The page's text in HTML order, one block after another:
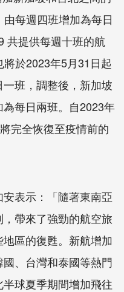
每週四班增加為每日
共提供每週十班的航
於2023年5月31日起
班，調整後，新加坡
每日兩班。自2023年
完全恢復至疫情前的
表示：「隨著東南亞
帶來了強勁的航空旅
區的復甦。新航增加
、台灣和泰國等熱門
球夏季期間增加飛往